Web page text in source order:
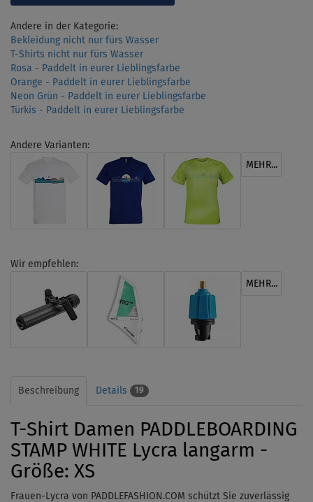
Andere in der Kategorie:
Bekleidung nicht nur fürs Wasser
T-Shirts nicht nur fürs Wasser
Rosa - Paddelt in eurer Lieblingsfarbe
Orange - Paddelt in eurer Lieblingsfarbe
Neon Grün - Paddelt in eurer Lieblingsfarbe
Türkis - Paddelt in eurer Lieblingsfarbe
Andere Varianten:
MEHR...
Wir empfehlen:
MEHR...
Beschreibung Details 19
T-Shirt Damen PADDLEBOARDING
STAMP WHITE Lycra langarm -
Größe: XS
Frauen-Lycra von PADDLEFASHION.COM schützt Sie zuverlässig